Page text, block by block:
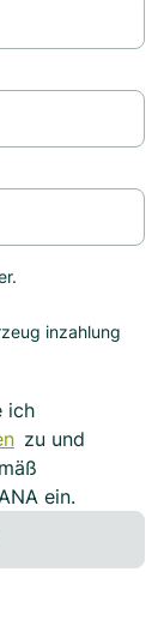
inzahlung
ich
zu und
ein.